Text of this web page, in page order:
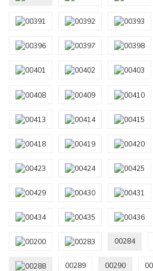
00284
00289 00290